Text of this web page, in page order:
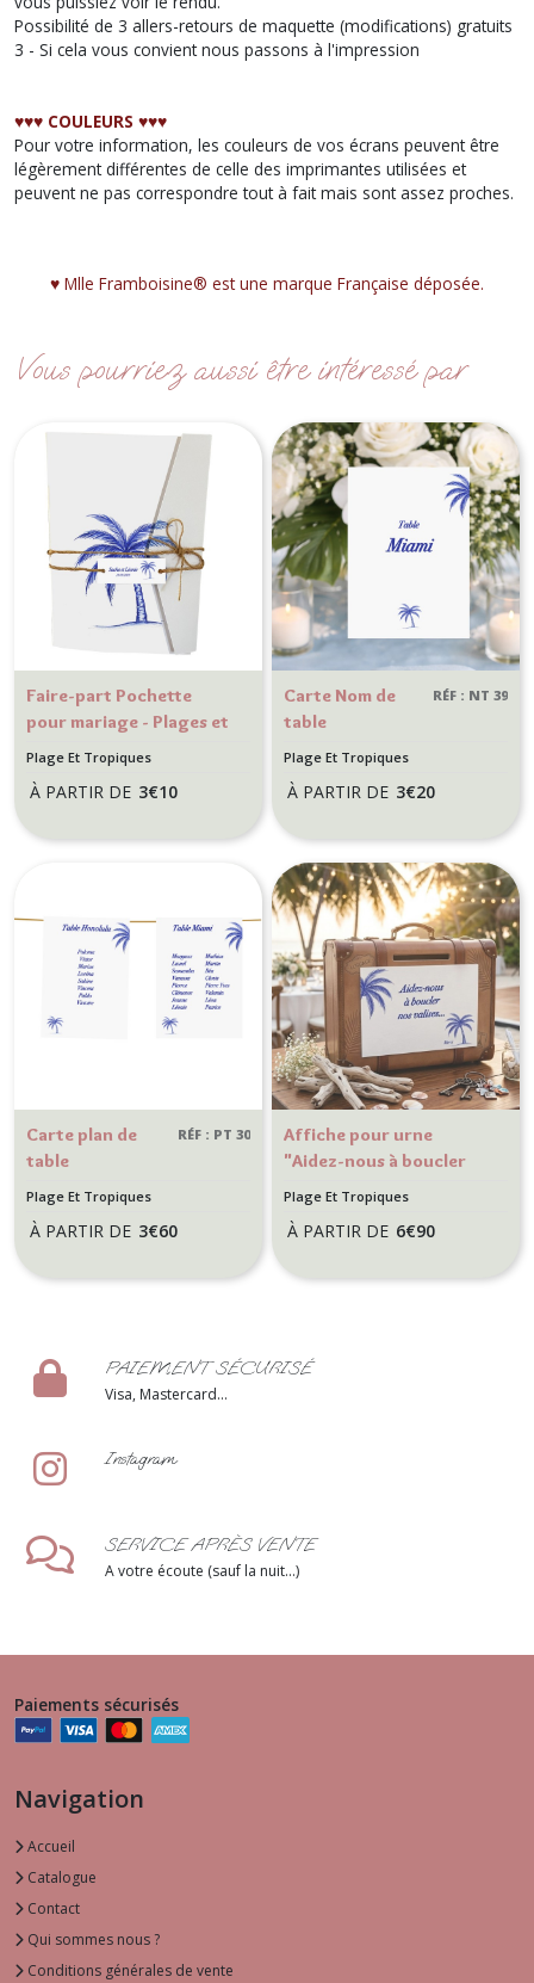
Possibilité de 3 allers-retours de maquette (modifications) gratuits
3 - Si cela vous convient nous passons à l'impression
♥︎♥︎♥︎ COULEURS ♥︎♥︎♥︎
Pour votre information, les couleurs de vos écrans peuvent être
légèrement différentes de celle des imprimantes utilisées et
peuvent ne pas correspondre tout à fait mais sont assez proches.
♥︎ Mlle Framboisine® est une marque Française déposée.
Vous pourriez aussi être intéressé par
Faire-part Pochette
pour mariage - Plages et
Plage Et Tropiques
À PARTIR DE 3€10
Carte Nom de
table
ou anniversaire
palmier bleu
RÉF : NT 39
Plage Et Tropiques
À PARTIR DE 3€20
Carte plan de
table
personnalisée
anniversaire -
RÉF : PT 30
Plage Et Tropiques
À PARTIR DE 3€60
Affiche pour urne
"Aidez-nous à boucler
nos valises" - Mariage
tropiques - Chic Azuréen
Plage Et Tropiques
À PARTIR DE 6€90
PAIEMENT SÉCURISÉ
Visa, Mastercard...
Instagram
SERVICE APRÈS VENTE
A votre écoute (sauf la nuit...)
Paiements sécurisés
Navigation
Accueil
Catalogue
Contact
Qui sommes nous ?
Conditions générales de vente